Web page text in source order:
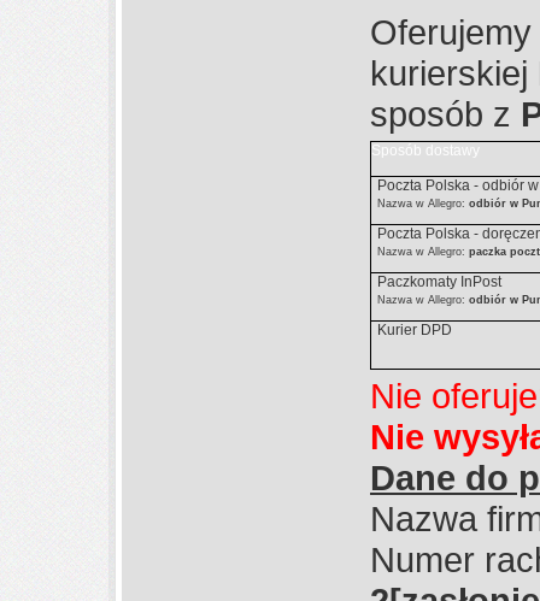
kurierskiej
sposób z
Sposób dostawy
Poczta Polska - odbiór
Nazwa w Allegro: odbiór w
Poczta Polska -
Nazwa w Allegro: paczka
Paczkomaty InPost
Nazwa w Allegro: odbiór w
Kurier DPD
Nie
Nie
Dane do
Nazwa
Numer